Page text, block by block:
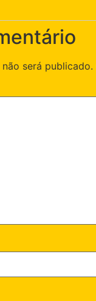
será publicado.